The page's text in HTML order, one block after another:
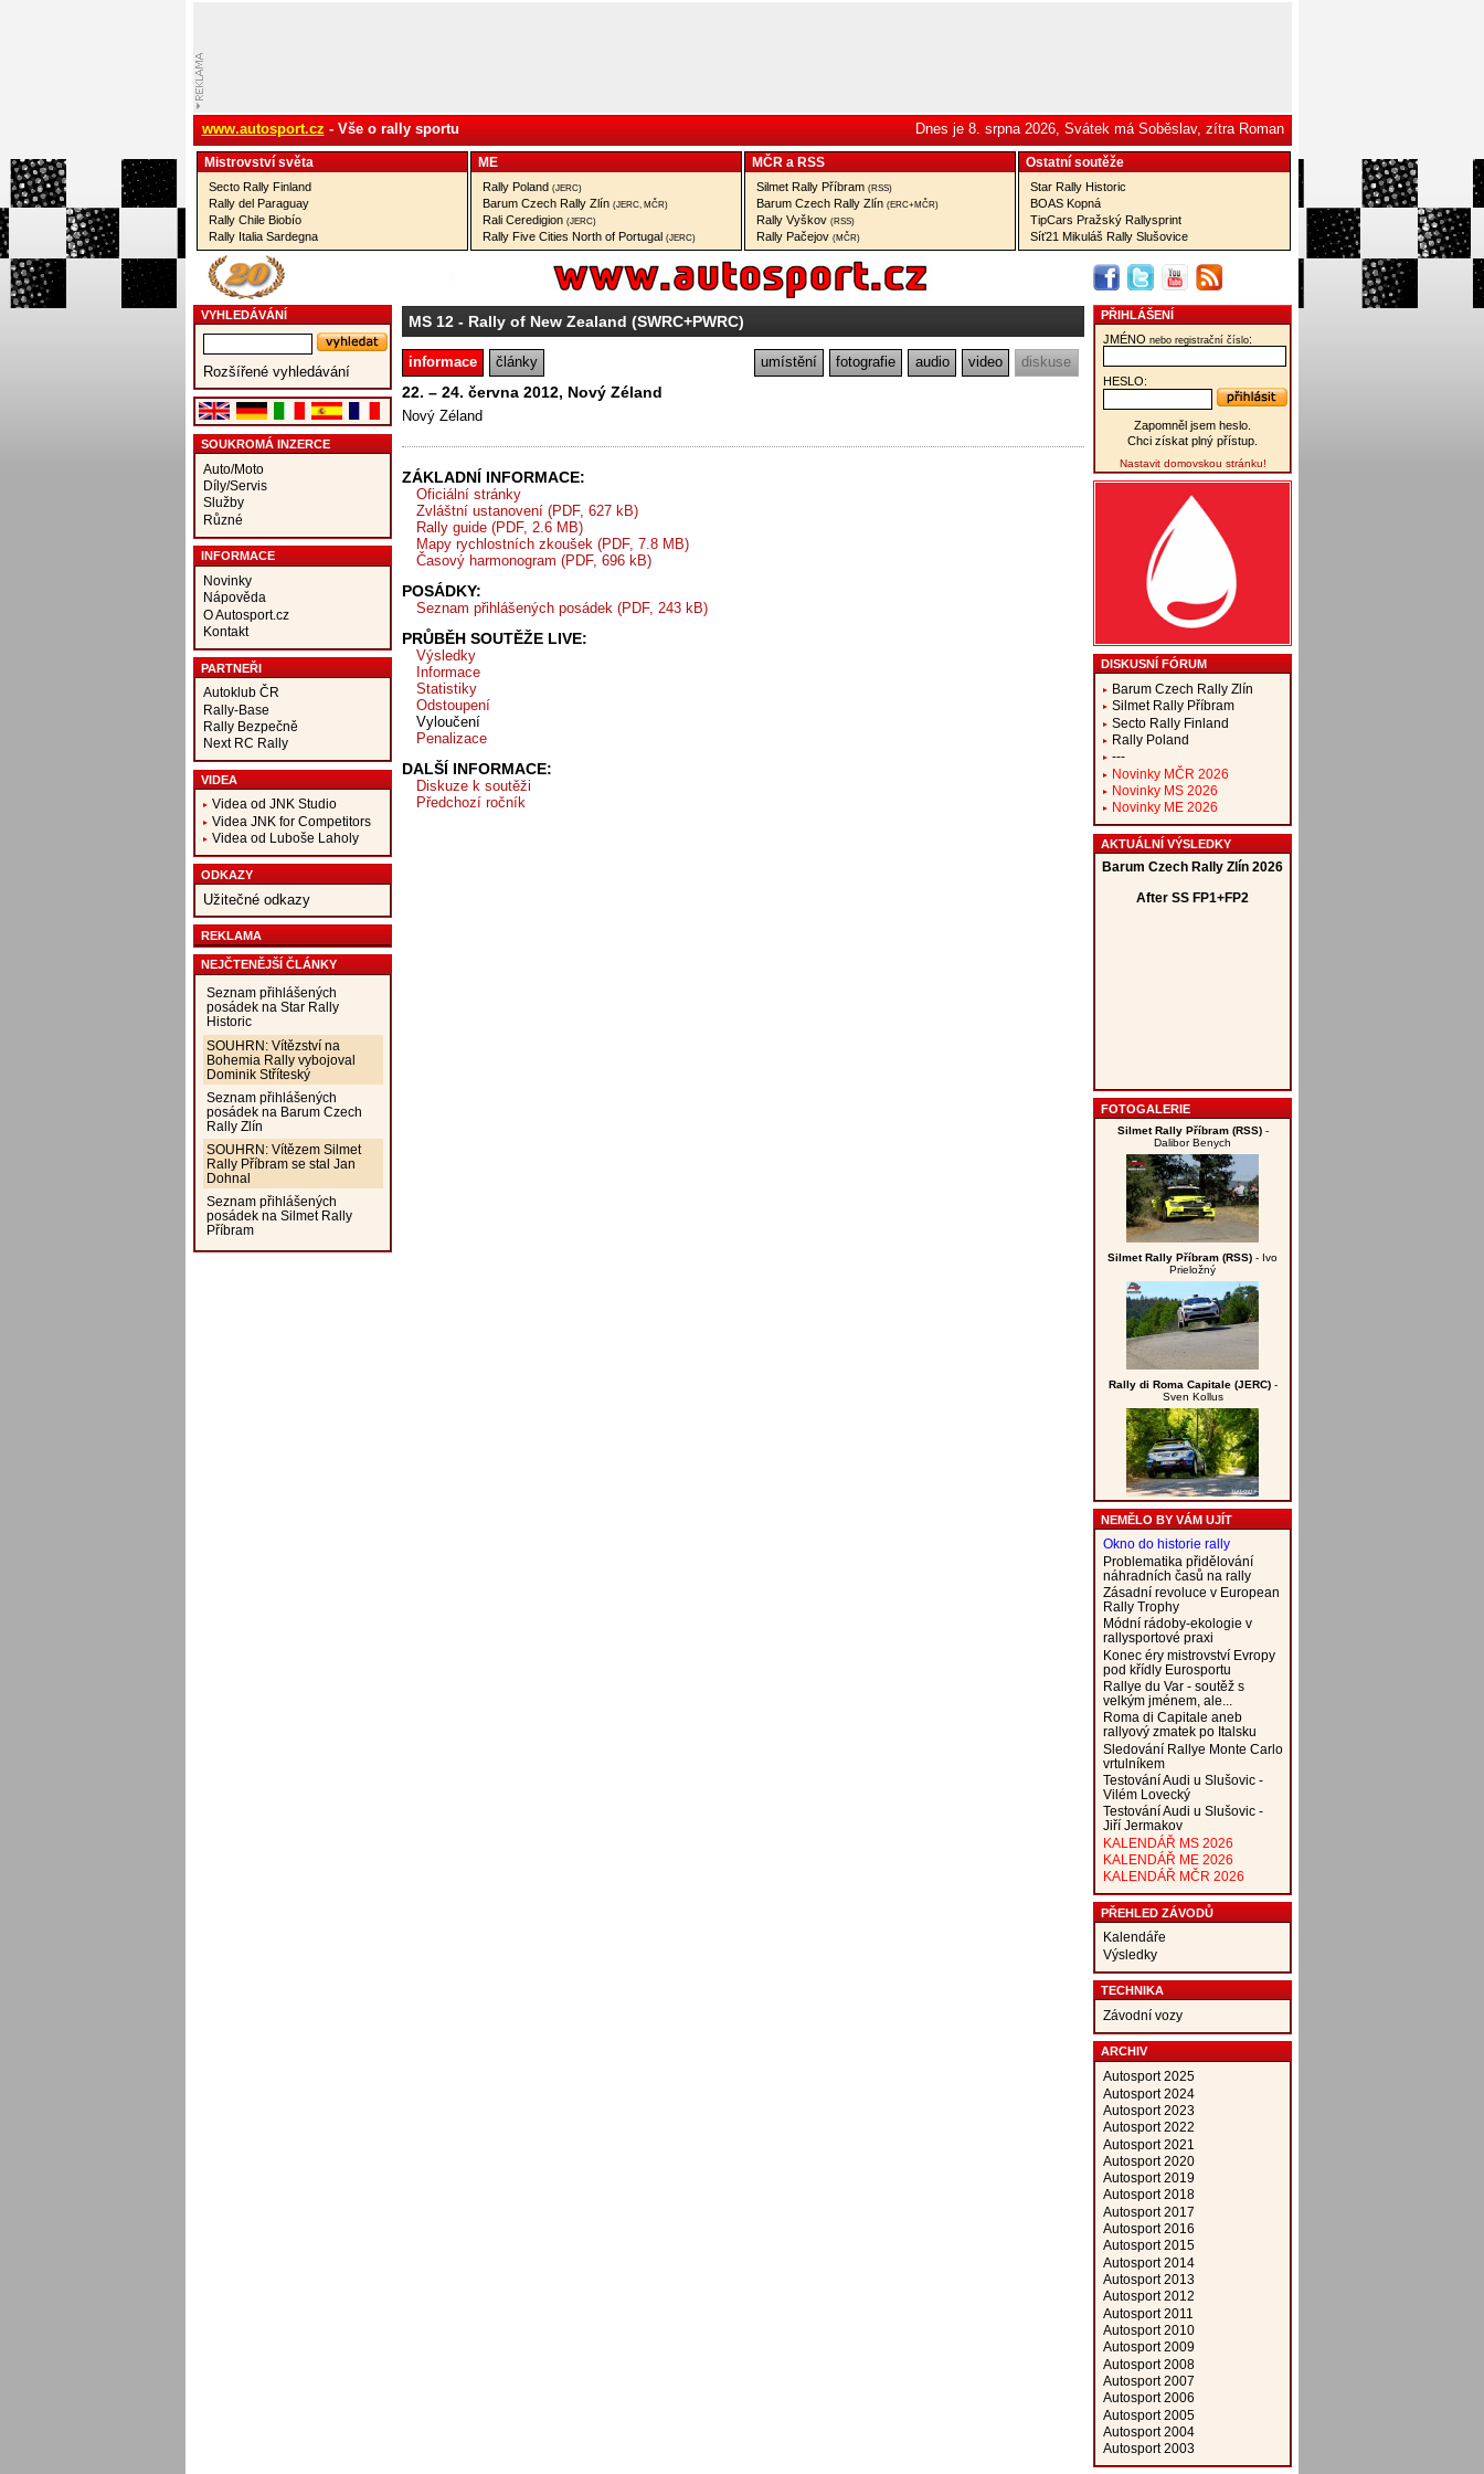
www.autosport.cz - Vše o rally sportu Dnes je 8. srpna 2026, Svátek má Soběslav, zítra Roman
Mistrovství­ světa
Secto Rally Finland
Rally del Paraguay
Rally Chile Biobío
Rally Italia Sardegna
ME
Rally Poland (JERC)
Barum Czech Rally Zlín (JERC, MČR)
Rali Ceredigion (JERC)
Rally Five Cities North of Portugal (JERC)
MČR a RSS
Silmet Rally Příbram (RSS)
Barum Czech Rally Zlín (ERC+MČR)
Rally Vyškov (RSS)
Rally Pačejov (MČR)
Ostatní­ soutěže
Star Rally Historic
BOAS Kopná
TipCars Pražský Rallysprint
Síť21 Mikuláš Rally Slušovice
VYHLEDÁVÁNÍ
Rozšířené vyhledávání
SOUKROMÁ INZERCE
Auto/Moto
Díly/Servis
Služby
Různé
INFORMACE
Novinky
Nápověda
O Autosport.cz
Kontakt
PARTNEŘI
Autoklub ČR
Rally-Base
Rally Bezpečně
Next RC Rally
VIDEA
Videa od JNK Studio
Videa JNK for Competitors
Videa od Luboše Laholy
ODKAZY
Užitečné odkazy
REKLAMA
NEJČTENĚJŠÍ ČLÁNKY
Seznam přihlášených
posádek na Star Rally
Historic
SOUHRN: Vítězství na
Bohemia Rally vybojoval
Dominik Stříteský
Seznam přihlášených
posádek na Barum Czech
Rally Zlín
SOUHRN: Vítězem Silmet
Rally Příbram se stal Jan
Dohnal
Seznam přihlášených
posádek na Silmet Rally
Příbram
MS 12- Rally of New Zealand (SWRC+PWRC)
informace články umístění fotografie audio video diskuse
22. – 24. června 2012, Nový Zéland
Nový Zéland
ZÁKLADNÍ INFORMACE:
Oficiální stránky
Zvláštní ustanovení (PDF, 627 kB)
Rally guide (PDF, 2.6 MB)
Mapy rychlostních zkoušek (PDF, 7.8 MB)
Časový harmonogram (PDF, 696 kB)
POSÁDKY:
Seznam přihlášených posádek (PDF, 243 kB)
PRŮBĚH SOUTĚŽE LIVE:
Výsledky
Informace
Statistiky
Odstoupení
Vyloučení
Penalizace
DALŠÍ INFORMACE:
Diskuze k soutěži
Předchozí ročník
PŘIHLÁŠENÍ
JMÉNO nebo registrační číslo:
HESLO:
Zapomněl jsem heslo.
Chci získat plný přístup.
Nastavit domovskou stránku!
DISKUSNÍ FÓRUM
Barum Czech Rally Zlín
Silmet Rally Příbram
Secto Rally Finland
Rally Poland
---
Novinky MČR 2026
Novinky MS 2026
Novinky ME 2026
AKTUÁLNÍ VÝSLEDKY
FOTOGALERIE
Silmet Rally Příbram (RSS)-
Dalibor Benych
Silmet Rally Příbram (RSS) - Ivo
Prieložný
Rally di Roma Capitale (JERC)-
Sven Kollus
NEMĚLO BY VÁM UJÍT
Okno do historie rally
Problematika přidělování
náhradních časů na rally
Zásadní revoluce v European
Rally Trophy
Módní rádoby-ekologie v
rallysportové praxi
Konec éry mistrovství Evropy
pod křídly Eurosportu
Rallye du Var - soutěž s
velkým jménem, ale...
Roma di Capitale aneb
rallyový zmatek po Italsku
Sledování Rallye Monte Carlo
vrtulníkem
Testování Audi u Slušovic -
Vilém Lovecký
Testování Audi u Slušovic -
Jiří Jermakov
KALENDÁŘ MS 2026
KALENDÁŘ ME 2026
KALENDÁŘ MČR 2026
PŘEHLED ZÁVODŮ
Kalendáře
Výsledky
TECHNIKA
Závodní vozy
ARCHIV
Autosport 2025
Autosport 2024
Autosport 2023
Autosport 2022
Autosport 2021
Autosport 2020
Autosport 2019
Autosport 2018
Autosport 2017
Autosport 2016
Autosport 2015
Autosport 2014
Autosport 2013
Autosport 2012
Autosport 2011
Autosport 2010
Autosport 2009
Autosport 2008
Autosport 2007
Autosport 2006
Autosport 2005
Autosport 2004
Autosport 2003